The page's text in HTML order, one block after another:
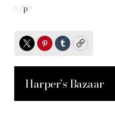
</p>
TwitterPinterest
TumblrCopy
Harper’s Bazaar